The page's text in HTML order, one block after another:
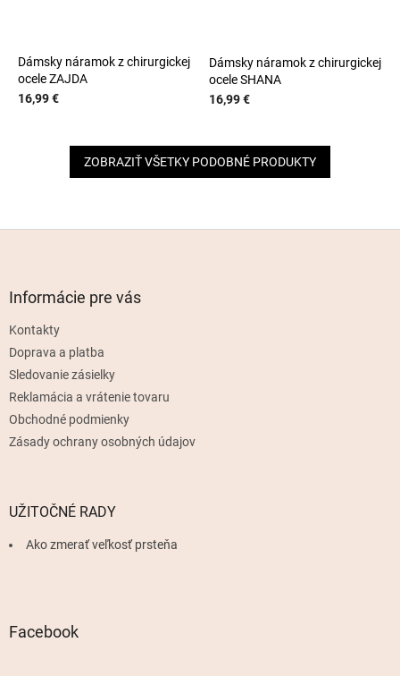
Dámsky náramok z chirurgickej
ocele ZAJDA
16,99 €
Dámsky náramok z chirurgickej
ocele SHANA
16,99 €
ZOBRAZIŤ VŠETKY PODOBNÉ PRODUKTY
Informácie pre vás
Kontakty
Doprava a platba
Sledovanie zásielky
Reklamácia a vrátenie tovaru
Obchodné podmienky
Zásady ochrany osobných údajov
UŽITOČNÉ RADY
Ako zmerať veľkosť prsteňa
Facebook